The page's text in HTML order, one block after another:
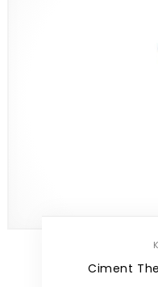
Ciment